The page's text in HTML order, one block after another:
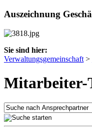
Auszeichnung
Sie sind hier:
Verwaltungsgemeinschaft >
Mitarbeiter-